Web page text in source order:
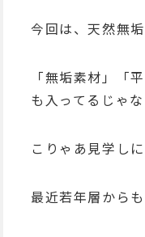
今回は、天然無
「無垢素材」「
も入ってるじゃ
こりゃあ見学し
最近若年層から